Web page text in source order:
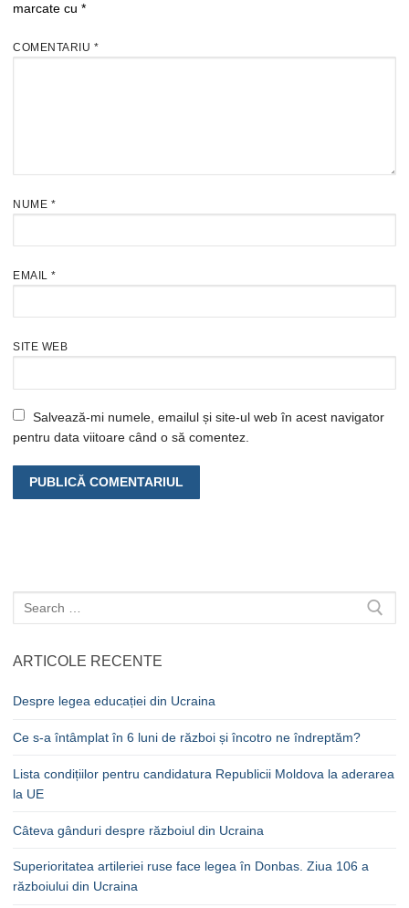
marcate cu *
COMENTARIU *
NUME *
EMAIL *
SITE WEB
Salvează-mi numele, emailul și site-ul web în acest navigator
pentru data viitoare când o să comentez.
Caută
după:
ARTICOLE RECENTE
Despre legea educației din Ucraina
Ce s-a întâmplat în 6 luni de război și încotro ne îndreptăm?
Lista condițiilor pentru candidatura Republicii Moldova la aderarea
la UE
Câteva gânduri despre războiul din Ucraina
Superioritatea artileriei ruse face legea în Donbas. Ziua 106 a
războiului din Ucraina